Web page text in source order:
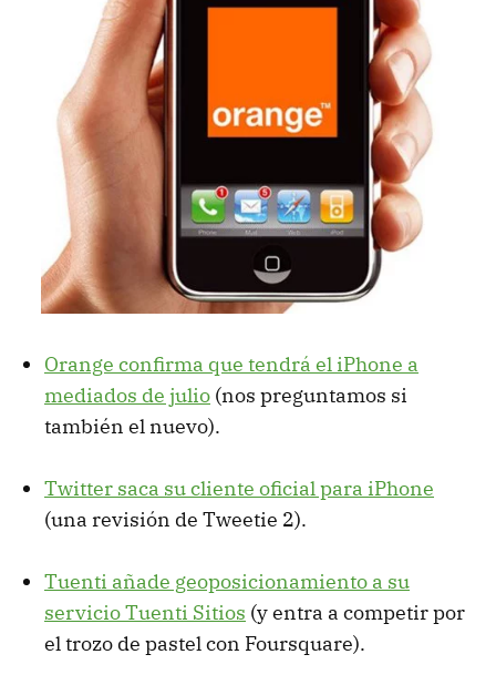
Orange confirma que tendrá el iPhone a
mediados de julio (nos preguntamos si
también el nuevo).
Twitter saca su cliente oficial para iPhone
(una revisión de Tweetie 2).
Tuenti añade geoposicionamiento a su
servicio Tuenti Sitios (y entra a competir por
el trozo de pastel con Foursquare).